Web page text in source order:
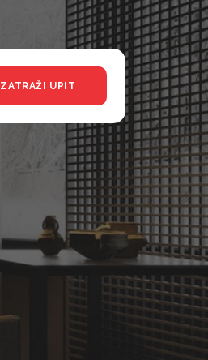
ZATRAŽI UPIT